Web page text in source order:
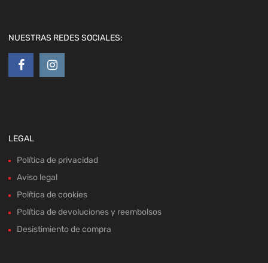
NUESTRAS REDES SOCIALES:
LEGAL
Política de privacidad
Aviso legal
Política de cookies
Política de devoluciones y reembolsos
Desistimiento de compra